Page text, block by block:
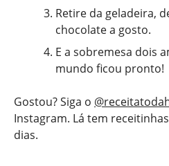
Retire da geladeira,
chocolate a gosto.
E a sobremesa dois
mundo ficou pronto!
Gostou? Siga o
Instagram. Lá tem
dias.